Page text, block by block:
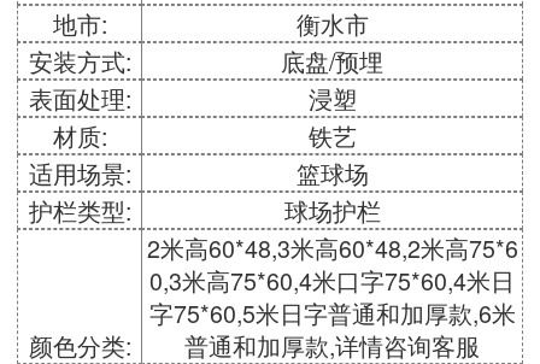
地市:
衡水市
安装方式:
底盘/预埋
表面处理:
浸塑
材质:
铁艺
适用场景:
篮球场
护栏类型:
球场护栏
颜色分类:
2米高60*48,3米高60*48,2米高75*6
0,3米高75*60,4米口字75*60,4米日
字75*60,5米日字普通和加厚款,6米
普通和加厚款,详情咨询客服